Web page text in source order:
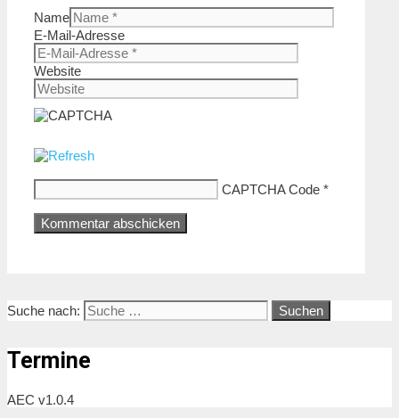
Name
E-Mail-Adresse
Website
CAPTCHA Code *
Suche nach:
Termine
AEC v1.0.4